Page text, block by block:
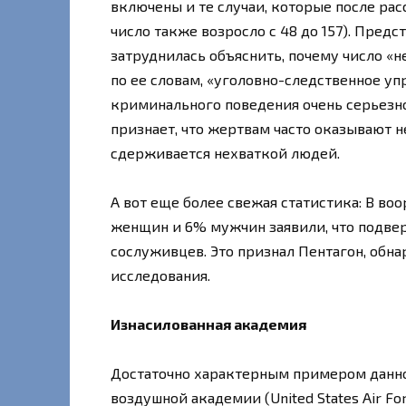
включены и те случаи, которые после
число также возросло с 48 до 157).
затруднилась объяснить, почему число
по ее словам, «уголовно-следственное
криминального поведения очень
признает, что жертвам часто оказывают
сдерживается нехваткой людей.
А вот еще более свежая статистика: В
женщин и 6% мужчин заявили, что
сослуживцев. Это признал Пентагон,
исследования.
Изнасилованная академия
Достаточно характерным примером
воздушной академии (United States Air